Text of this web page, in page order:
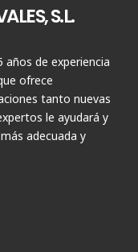
S.L.
años de experiencia
ofrece
tanto nuevas
le ayudará y
adecuada y